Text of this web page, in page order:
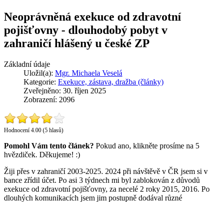
Neoprávněná exekuce od zdravotní
pojišťovny - dlouhodobý pobyt v
zahraničí hlášený u české ZP
Základní údaje
Uložil(a): Mgr. Michaela Veselá
Kategorie: Exekuce, zástava, dražba (články)
Zveřejněno: 30. říjen 2025
Zobrazení: 2096
Hodnocení 4.00 (5 hlasů)
Pomohl Vám tento článek? Pokud ano, klikněte prosíme na 5
hvězdiček. Děkujeme! :)
Žiji přes v zahraničí 2003-2025. 2024 při návštěvě v ČR jsem si v
bance zřídil účet. Po asi 3 týdnech mi byl zablokován z důvodů
exekuce od zdravotní pojišťovny, za necelé 2 roky 2015, 2016. Po
dlouhých komunikacích jsem jim postupně dodával různé